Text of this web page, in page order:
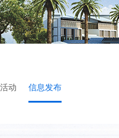
动 信息发布